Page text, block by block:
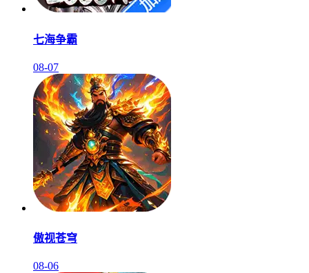
七海争霸
08-07
傲视苍穹
08-06